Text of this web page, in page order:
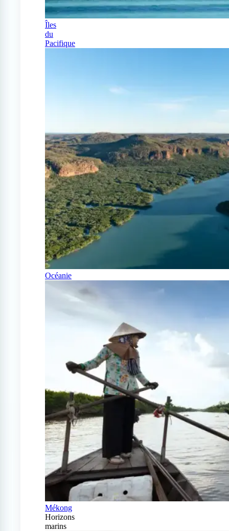
Îles
du
Pacifique
Océanie
Mékong
Horizons
marins